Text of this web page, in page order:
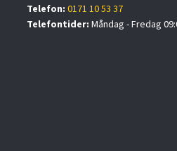
Telefon: 0171 10 53 37
Telefontider: Måndag - Fredag